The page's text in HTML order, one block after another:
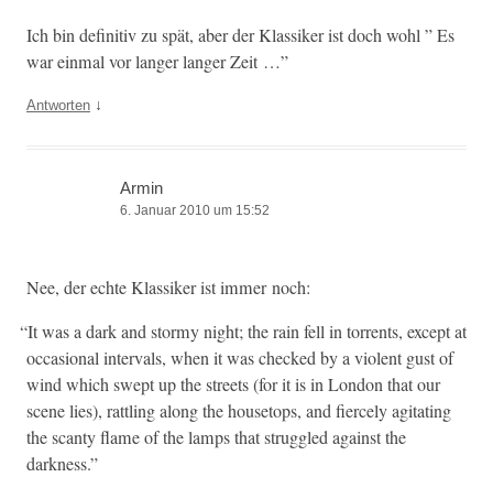
Ich bin defin­i­tiv zu spät, aber der Klas­sik­er ist doch wohl ” Es
war ein­mal vor langer langer Zeit …”
Antworten ↓
Armin
6. Januar 2010 um 15:52
Nee, der echte Klas­sik­er ist immer noch:
“It was a dark and stormy night; the rain fell in tor­rents, except at
occa­sion­al inter­vals, when it was checked by a vio­lent gust of
wind which swept up the streets (for it is in Lon­don that our
scene lies), rat­tling along the house­tops, and fierce­ly agi­tat­ing
the scanty flame of the lamps that strug­gled against the
darkness.”